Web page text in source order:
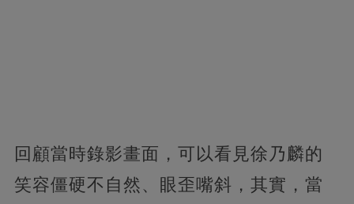
回顧當時錄影畫面，可以看見徐乃麟的
笑容僵硬不自然、眼歪嘴斜，其實，當